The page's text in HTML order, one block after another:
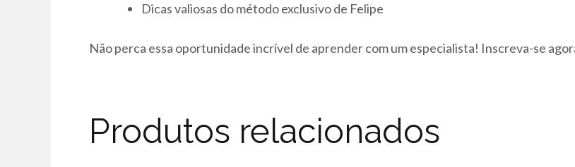
Dicas valiosas do método exclusivo de Felipe
Não perca essa oportunidade incrível de aprender com um especialista! Inscreva-se
Produtos relacionados